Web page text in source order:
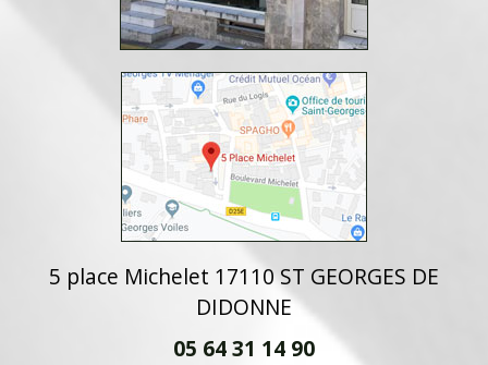
5 place Michelet 17110 ST GEORGES DE
DIDONNE
05 64 31 14 90